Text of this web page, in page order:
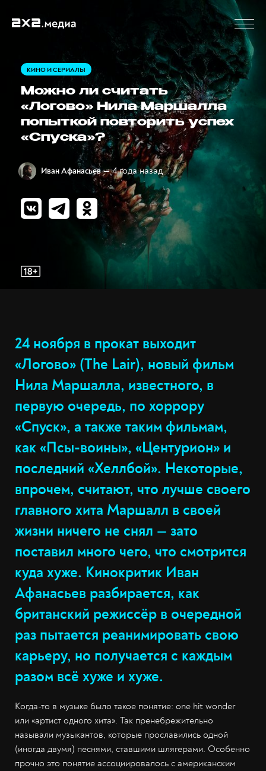
КИНО И СЕРИАЛЫ
Можно ли считать
«Логово» Нила Маршалла
попыткой повторить успех
«Спуска»?
Иван Афанасьев — 4 года назад
24 ноября в прокат выходит
«Логово» (The Lair), новый фильм
Нила Маршалла, известного, в
первую очередь, по хоррору
«Спуск», а также таким фильмам,
как «Псы-воины», «Центурион» и
последний «Хеллбой». Некоторые,
впрочем, считают, что лучше своего
главного хита Маршалл в своей
жизни ничего не снял — зато
поставил много чего, что смотрится
куда хуже. Кинокритик Иван
Афанасьев разбирается, как
британский режиссёр в очередной
раз пытается реанимировать свою
карьеру, но получается с каждым
разом всё хуже и хуже.
Когда-то в музыке было такое понятие: one hit wonder
или «артист одного хита». Так пренебрежительно
называли музыкантов, которые прославились одной
(иногда двумя) песнями, ставшими шлягерами. Особенно
прочно это понятие ассоциировалось с американским